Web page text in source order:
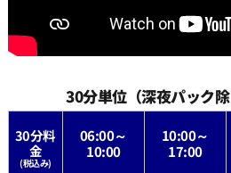
30分単位（深夜パック
30分料
金
(税込み)
06:00～
10:00
10:00～
17:00